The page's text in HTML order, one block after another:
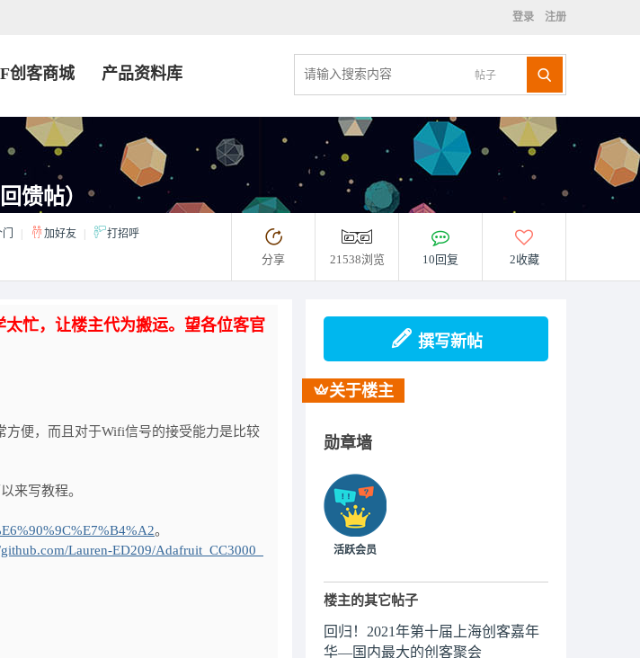
登录 注册
帖子
创客商城 产品资料库
馈帖）
加好友 打招呼
分享 21538浏览 10回复 2收藏
忙，让楼主代为搬运。望各位客官
方便，而且对于Wifi信号的接受能力是比较
来写教程。
。
Lauren-ED209/Adafruit_CC3000_
撰写新帖
关于楼主
勋章墙
活跃会员
楼主的其它帖子
回归！2021年第十届上海创客嘉年
华—国内最大的创客聚会